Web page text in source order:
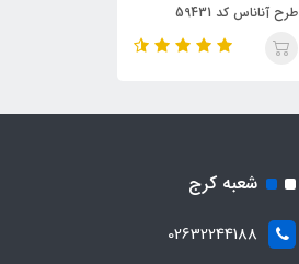
طرح آناناس کد 59431
شعبه کرج
02632244188